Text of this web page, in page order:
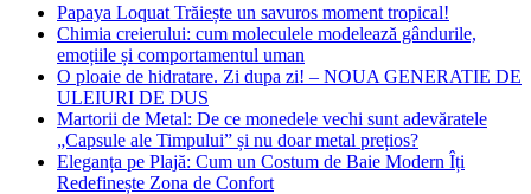
Papaya Loquat Trăiește un savuros moment tropical!
Chimia creierului: cum moleculele modelează gândurile,
emoțiile și comportamentul uman
O ploaie de hidratare. Zi dupa zi! – NOUA GENERATIE DE
ULEIURI DE DUS
Martorii de Metal: De ce monedele vechi sunt adevăratele
„Capsule ale Timpului” și nu doar metal prețios?
Eleganța pe Plajă: Cum un Costum de Baie Modern Îți
Redefinește Zona de Confort